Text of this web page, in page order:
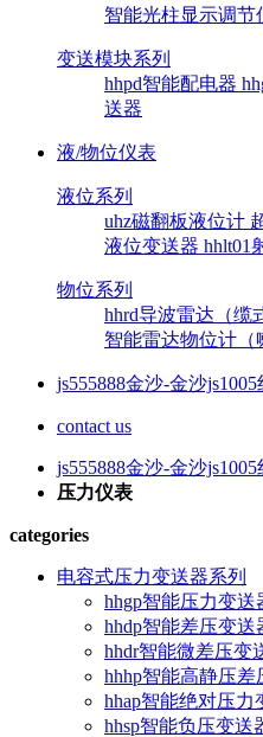
智能光柱显示调节
变送模块系列
hhpd智能配电器
送器
液/物位仪表
液位系列
uhz磁翻板液位计
液位变送器 hhlt01
物位系列
hhrd导波雷达（缆
智能雷达物位计（
js555888金沙-金沙js1005
contact us
js555888金沙-金沙js1005
压力仪表
categories
电容式压力变送器系列
hhgp智能压力变送
hhdp智能差压变送
hhdr智能微差压变
hhhp智能高静压差
hhap智能绝对压力
hhsp智能负压变送